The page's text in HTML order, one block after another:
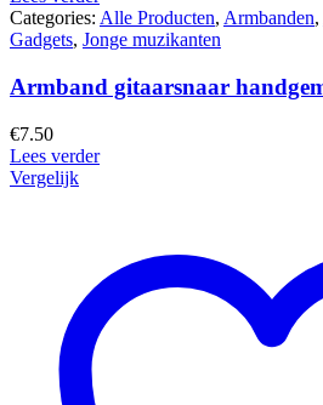
Categories: Alle Producten, Armbanden,
Gadgets, Jonge muzikanten
Armband gitaarsnaar
€7.50
Lees verder
Vergelijk